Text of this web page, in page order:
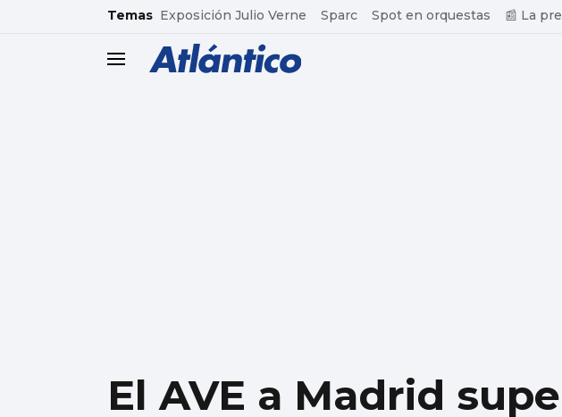
common.go-to-content
Temas Exposición Julio Verne Sparc Spot en orquestas 📰 La
header.menu.open
El AVE a Madrid